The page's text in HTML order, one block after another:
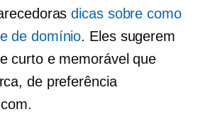
dicas sobre como
de domínio. Eles sugerem
curto e memorável que
de preferência